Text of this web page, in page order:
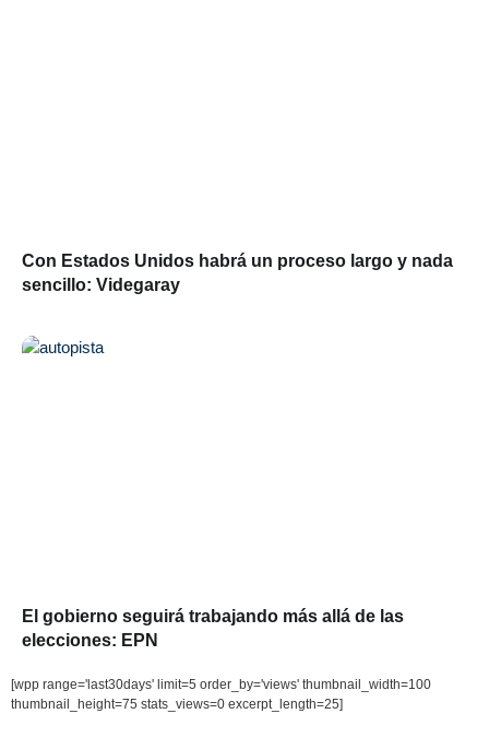
Con Estados Unidos habrá un proceso largo y nada
sencillo: Videgaray
El gobierno seguirá trabajando más allá de las
elecciones: EPN
[wpp range='last30days' limit=5 order_by='views' thumbnail_width=100
thumbnail_height=75 stats_views=0 excerpt_length=25]